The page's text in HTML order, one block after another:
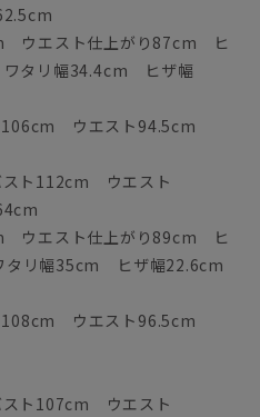
ウエスト仕上がり87cm ヒ
タリ幅34.4cm ヒザ幅
106cm ウエスト94.5cm
スト112cm ウエスト
ウエスト仕上がり89cm ヒ
リ幅35cm ヒザ幅22.6cm
108cm ウエスト96.5cm
スト107cm ウエスト